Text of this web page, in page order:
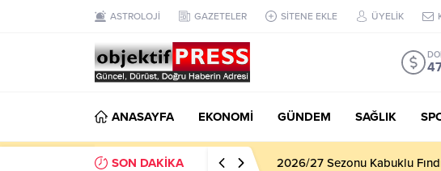
ASTROLOJİ GAZETELER SİTENE EKLE ÜYELİK
ANASAYFA EKONOMİ GÜNDEM SAĞLIK
SON DAKİKA Haliliye Belediyesi Her Gün 4